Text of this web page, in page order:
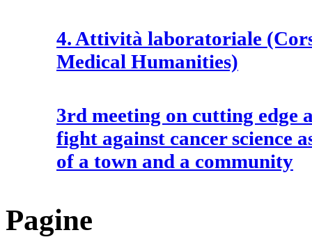
4. Attività laboratoriale
Medical Humanities)
3rd meeting on cutting edge
fight against cancer science
of a town and a community
Pagine